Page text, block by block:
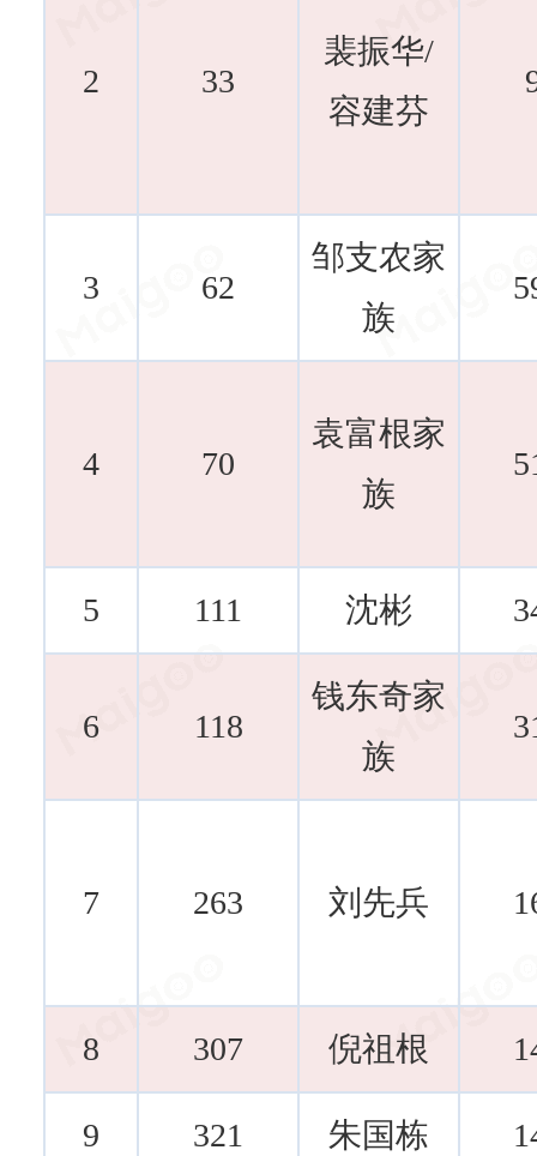
2 33
裴振华/
容建芬
3 62
邹支农家
族
4 70
袁富根家
族
5 111 沈彬
6 118
钱东奇家
族
7 263 刘先兵
8 307 倪祖根
9 321 朱国栋